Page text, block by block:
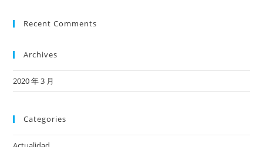
Recent Comments
Archives
2020 年 3 月
Categories